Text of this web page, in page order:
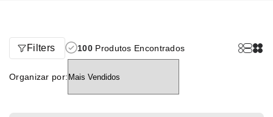
Filters 100 Produtos Encontrados
Organizar por: